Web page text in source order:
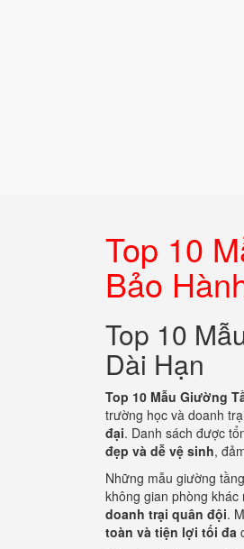
Top 10
Bảo
Top 10
Dài Hạn
Top 10 Mẫu Giường
trường học và doanh
đại. Danh sách được
đẹp và dễ vệ sinh,
Những mẫu giường
không gian phòng khác
doanh trại quân đội.
toàn và tiện lợi tối đa